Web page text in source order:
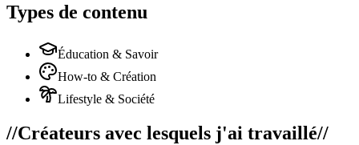
Types de contenu
Éducation & Savoir
How-to & Création
Lifestyle & Société
//Créateurs avec lesquels j'ai travaillé//